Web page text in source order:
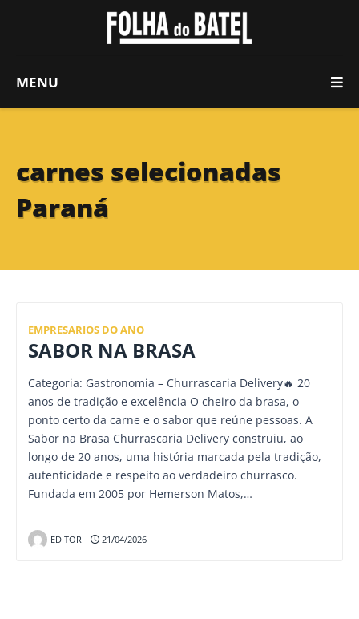
MENU
carnes selecionadas
Paraná
EMPRESARIOS DO ANO
SABOR NA BRASA
Categoria: Gastronomia – Churrascaria Delivery🔥 20
anos de tradição e excelência O cheiro da brasa, o
ponto certo da carne e o sabor que reúne pessoas. A
Sabor na Brasa Churrascaria Delivery construiu, ao
longo de 20 anos, uma história marcada pela tradição,
autenticidade e respeito ao verdadeiro churrasco.
Fundada em 2005 por Hemerson Matos,…
EDITOR 21/04/2026